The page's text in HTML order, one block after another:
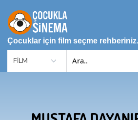
Çocuklar için film seçme